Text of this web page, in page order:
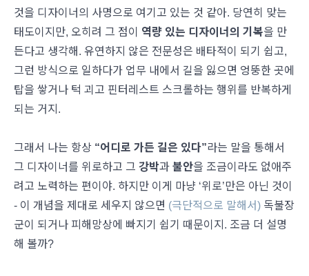
것을 디자이너의 사명으로 여기고 있는 것 같아. 당연히 맞는
태도이지만, 오히려 그 점이 역량 있는 디자이너의 기복을 만
든다고 생각해. 유연하지 않은 전문성은 배타적이 되기 쉽고,
그런 방식으로 일하다가 업무 내에서 길을 잃으면 엉뚱한 곳에
탑을 쌓거나 턱 괴고 핀터레스트 스크롤하는 행위를 반복하게
되는 거지.
그래서 나는 항상 “어디로 가든 길은 있다”라는 말을 통해서
그 디자이너를 위로하고 그 강박과 불안을 조금이라도 없애주
려고 노력하는 편이야. 하지만 이게 마냥 ‘위로’만은 아닌 것이
- 이 개념을 제대로 세우지 않으면 (극단적으로 말해서) 독불장
군이 되거나 피해망상에 빠지기 쉽기 때문이지. 조금 더 설명
해 볼까?